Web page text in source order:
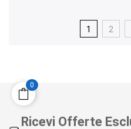
1 2
Ricevi Offerte
0